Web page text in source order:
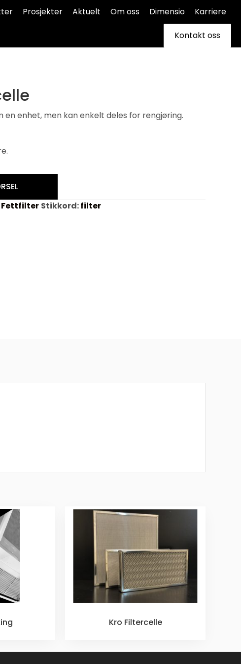
Prosjekter Aktuelt Om oss Dimensio Karriere
Kontakt oss
en enhet, men kan enkelt deles for rengjøring.
Fettfilter Stikkord:filter
Kro Filtercelle